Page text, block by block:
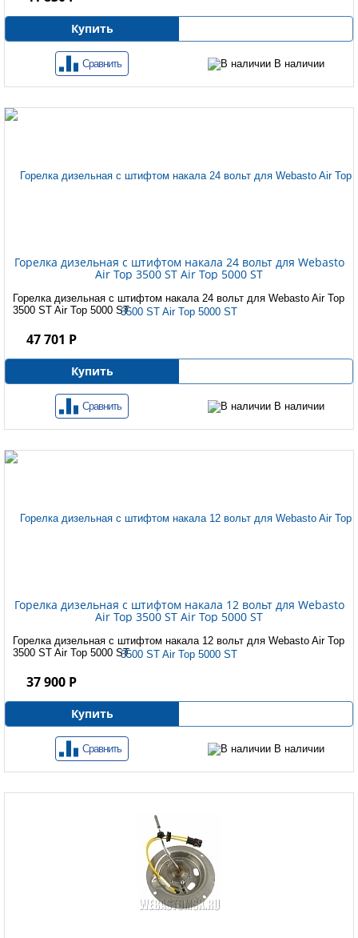
Купить
Сравнить В наличии
Горелка дизельная с штифтом накала 24 вольт для Webasto
Air Top 3500 ST Air Top 5000 ST
Горелка дизельная с штифтом накала 24 вольт для Webasto Air Top
3500 ST Air Top 5000 ST
47 701 Р
Купить
Сравнить В наличии
Горелка дизельная с штифтом накала 12 вольт для Webasto
Air Top 3500 ST Air Top 5000 ST
Горелка дизельная с штифтом накала 12 вольт для Webasto Air Top
3500 ST Air Top 5000 ST
37 900 Р
Купить
Сравнить В наличии